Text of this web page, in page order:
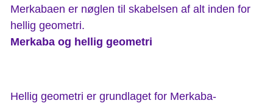
Merkabaen er nøglen til skabelsen af alt inden for
hellig geometri.
Merkaba og hellig geometri
Hellig geometri er grundlaget for Merkaba-